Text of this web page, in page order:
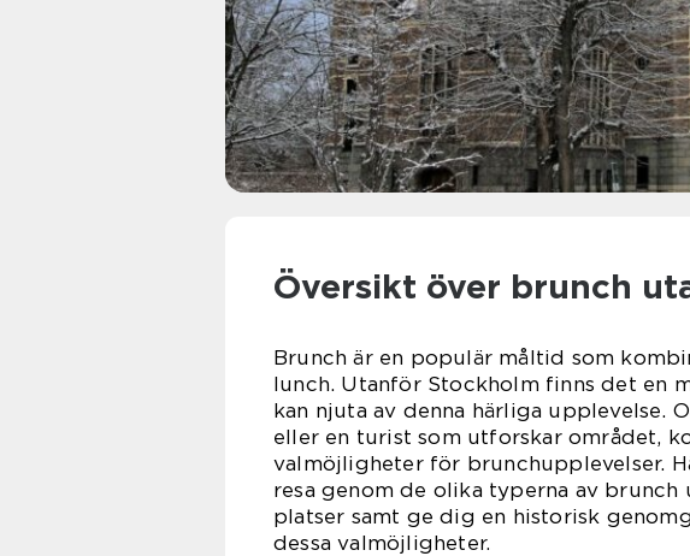
Översikt över brunch
Brunch är en populär måltid som
lunch. Utanför Stockholm finns det en
kan njuta av denna härliga upplevelse.
eller en turist som utforskar området,
valmöjligheter för brunchupplevelser.
resa genom de olika typerna av
platser samt ge dig en historisk
dessa valmöjligheter.